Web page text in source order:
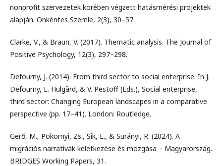
nonprofit szervezetek körében végzett hatásmérési projektek
alapján. Önkéntes Szemle, 2(3), 30–57.
Clarke, V., & Braun, V. (2017). Thematic analysis. The Journal of
Positive Psychology, 12(3), 297–298.
Defourny, J. (2014). From third sector to social enterprise. In J.
Defourny, L. Hulgård, & V. Pestoff (Eds.), Social enterprise,
third sector: Changing European landscapes in a comparative
perspective (pp. 17–41). London: Routledge.
Gerő, M., Pokornyi, Zs., Sik, E., & Surányi, R. (2024). A
migrációs narratívák keletkezése és mozgása – Magyarország.
BRIDGES Working Papers, 31.